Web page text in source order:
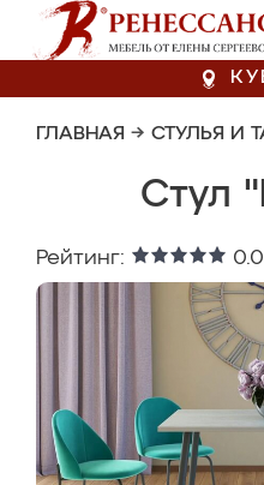
ГЛАВНАЯ → СТУЛЬЯ И
Стул
Рейтинг: 0.0